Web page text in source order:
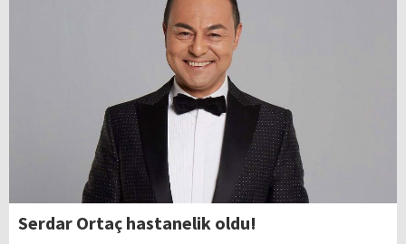
Serdar Ortaç hastanelik oldu!